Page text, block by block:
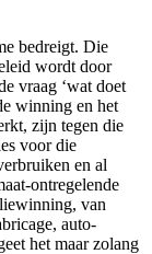
bedreigt. Die
wordt door
vraag ‘wat doet
winning en het
zijn tegen die
voor die
en al
ontregelende
van
auto-
het maar zolang